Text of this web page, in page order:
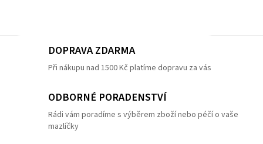
DOPRAVA ZDARMA
Při nákupu nad 1500 Kč platíme dopravu za vás
ODBORNÉ PORADENSTVÍ
Rádi vám poradíme s výběrem zboží nebo péčí o vaše
mazlíčky